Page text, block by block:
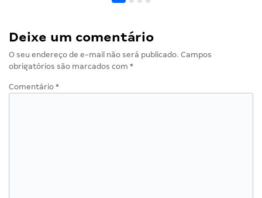
Deixe um comentário
O seu endereço de e-mail não será publicado. Campos
obrigatórios são marcados com *
Comentário *